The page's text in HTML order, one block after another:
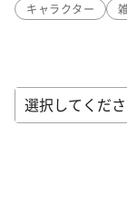
キャラクター